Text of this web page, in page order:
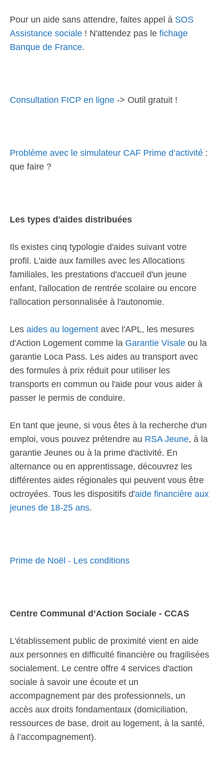
Pour un aide sans attendre, faites appel à SOS
Assistance sociale ! N'attendez pas le fichage
Banque de France.
Consultation FICP en ligne -> Outil gratuit !
Problème avec le simulateur CAF Prime d’activité :
que faire ?
Les types d'aides distribuées
Ils existes cinq typologie d'aides suivant votre
profil. L'aide aux familles avec les Allocations
familiales, les prestations d'accueil d'un jeune
enfant, l'allocation de rentrée scolaire ou encore
l'allocation personnalisée à l'autonomie.
Les aides au logement avec l'APL, les mesures
d'Action Logement comme la Garantie Visale ou la
garantie Loca Pass. Les aides au transport avec
des formules à prix réduit pour utiliser les
transports en commun ou l'aide pour vous aider à
passer le permis de conduire.
En tant que jeune, si vous êtes à la recherche d'un
emploi, vous pouvez prétendre au RSA Jeune, à la
garantie Jeunes ou à la prime d'activité. En
alternance ou en apprentissage, découvrez les
différentes aides régionales qui peuvent vous être
octroyées. Tous les dispositifs d'aide financière aux
jeunes de 18-25 ans.
Prime de Noël - Les conditions
Centre Communal d’Action Sociale - CCAS
L'établissement public de proximité vient en aide
aux personnes en difficulté financière ou fragilisées
socialement. Le centre offre 4 services d'action
sociale à savoir une écoute et un
accompagnement par des professionnels, un
accès aux droits fondamentaux (domiciliation,
ressources de base, droit au logement, à la santé,
à l’accompagnement).